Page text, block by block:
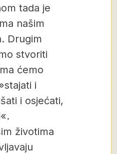
tada je
našim
Drugim
stvoriti
ćemo
i
i osjećati,
životima